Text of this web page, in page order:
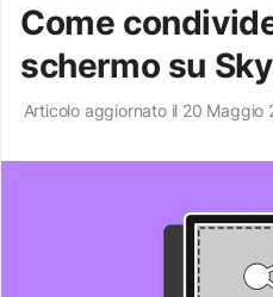
Come
schermo su
Articolo aggiornato il 20 Maggio